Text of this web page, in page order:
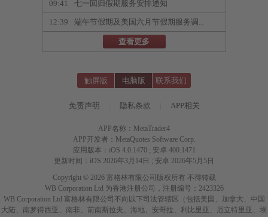
09:41 七一回归假期服务安排通知
12:39 端午节假期及美国六月节假期服务调...
查看更多
触屏版 电脑版 联系我们
免责声明 隐私条款 APP相关
APP名称：MetaTrader4
APP开发者：MetaQuotes Software Corp.
应用版本：iOS 4.0.1470 ; 安卓 400.1471
更新时间：iOS 2026年3月14日 ; 安卓 2026年5月5日
Copyright © 2026 富格林有限公司版权所有 不得转载
WB Corporation Ltd 为香港注册公司，注册编号：2423326
WB Corporation Ltd 富格林有限公司不向以下司法管辖区（包括美国、加拿大、中国
大陆、南罗得西亚、南非、前南斯拉夫、海地、安哥拉、利比里亚、厄立特里亚、埃